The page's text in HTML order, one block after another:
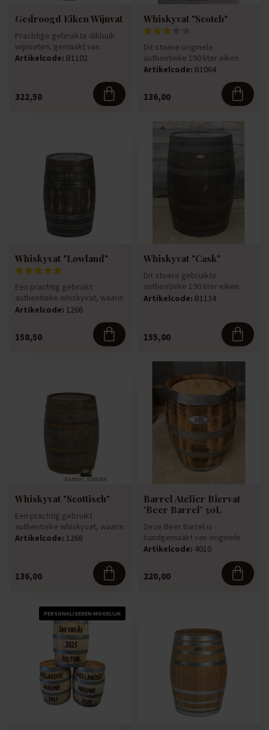
Gedroogd Eiken Wijnvat
Prachtige gebruikte dikbuik
wijnvaten, gemaakt van
duurzaam eikenhout. Dit
Artikelcode: B1102
322,50
Whiskyvat "Scotch"
Dit stoere originele
authentieke 190 liter eiken
whiskyvat "Scotch" is
Artikelcode: B1064
136,00
Whiskyvat "Lowland"
Een prachtig gebruikt
authentieke whiskyvat, waarin
whisky soms wel 25-30 jaar h...
Artikelcode: 1266
158,50
Whiskyvat "Cask"
Dit stoere gebruikte
authentieke 190 liter eiken
whiskyvat "Cask" is getekend
Artikelcode: B1134
155,00
Whiskyvat "Scottisch"
Een prachtig gebruikt
authentieke whiskyvat, waarin
whisky soms wel 25-30 jaar h...
Artikelcode: 1268
136,00
Barrel Atelier Biervat
'Beer Barrel' 30L
Deze Beer Barrel is
handgemaakt van originele
gebruikte eiken houten duigen
Artikelcode: 4010
220,00
PERSONALISEREN MOGELIJK